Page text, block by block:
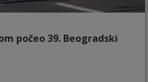
počeo 39. Beogradski